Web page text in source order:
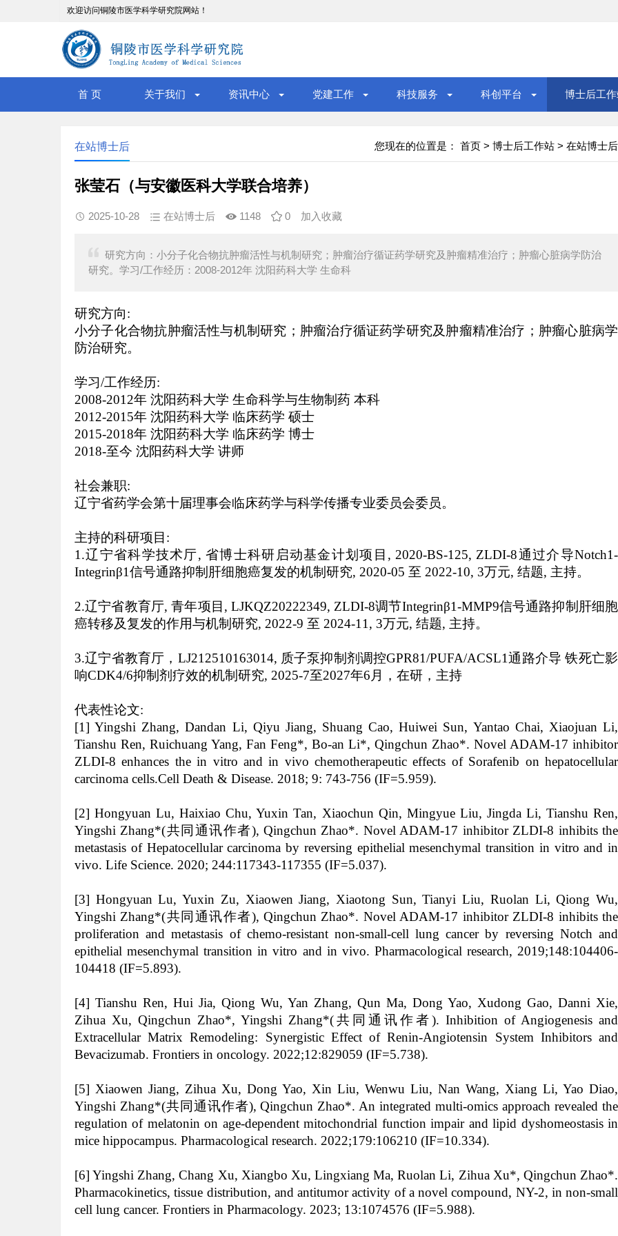
欢迎访问铜陵市医学科学研究院网站！
首 页 关于我们 资讯中心 党建工作 科技服务 科创平台 博士后工
您现在的位置是： 首页 > 博士后工作站 > 在站博士后
在站博士后
张莹石（与安徽医科大学联合培养）
2025-10-28 在站博士后 1148 0 加入收藏
研究方向：小分子化合物抗肿瘤活性与机制研究；肿瘤治疗循证药学研究及肿瘤精准治疗；肿瘤心脏病学防治
研究。学习/工作经历：2008-2012年 沈阳药科大学 生命科
研究方向:
小分子化合物抗肿瘤活性与机制研究；肿瘤治疗循证药学研究及肿瘤精准治疗；肿瘤心脏病学
防治研究。
学习/工作经历:
2008-2012年 沈阳药科大学 生命科学与生物制药 本科
2012-2015年 沈阳药科大学 临床药学 硕士
2015-2018年 沈阳药科大学 临床药学 博士
2018-至今 沈阳药科大学 讲师
社会兼职:
辽宁省药学会第十届理事会临床药学与科学传播专业委员会委员。
主持的科研项目:
1.辽宁省科学技术厅, 省博士科研启动基金计划项目, 2020-BS-125, ZLDI-8通过介导Notch1-
Integrinβ1信号通路抑制肝细胞癌复发的机制研究, 2020-05 至 2022-10, 3万元, 结题, 主持。
2.辽宁省教育厅, 青年项目, LJKQZ20222349, ZLDI-8调节Integrinβ1-MMP9信号通路抑制肝细胞
癌转移及复发的作用与机制研究, 2022-9 至 2024-11, 3万元, 结题, 主持。
3.辽宁省教育厅，LJ212510163014, 质子泵抑制剂调控GPR81/PUFA/ACSL1通路介导 铁死亡影
响CDK4/6抑制剂疗效的机制研究, 2025-7至2027年6月，在研，主持
代表性论文:
[1] Yingshi Zhang, Dandan Li, Qiyu Jiang, Shuang Cao, Huiwei Sun, Yantao Chai, Xiaojuan Li,
Tianshu Ren, Ruichuang Yang, Fan Feng*, Bo-an Li*, Qingchun Zhao*. Novel ADAM-17 inhibitor
ZLDI-8 enhances the in vitro and in vivo chemotherapeutic effects of Sorafenib on hepatocellular
carcinoma cells.Cell Death & Disease. 2018; 9: 743-756 (IF=5.959).
[2] Hongyuan Lu, Haixiao Chu, Yuxin Tan, Xiaochun Qin, Mingyue Liu, Jingda Li, Tianshu Ren,
Yingshi Zhang*(共同通讯作者), Qingchun Zhao*. Novel ADAM-17 inhibitor ZLDI-8 inhibits the
metastasis of Hepatocellular carcinoma by reversing epithelial mesenchymal transition in vitro and in
vivo. Life Science. 2020; 244:117343-117355 (IF=5.037).
[3] Hongyuan Lu, Yuxin Zu, Xiaowen Jiang, Xiaotong Sun, Tianyi Liu, Ruolan Li, Qiong Wu,
Yingshi Zhang*(共同通讯作者), Qingchun Zhao*. Novel ADAM-17 inhibitor ZLDI-8 inhibits the
proliferation and metastasis of chemo-resistant non-small-cell lung cancer by reversing Notch and
epithelial mesenchymal transition in vitro and in vivo. Pharmacological research, 2019;148:104406-
104418 (IF=5.893).
[4] Tianshu Ren, Hui Jia, Qiong Wu, Yan Zhang, Qun Ma, Dong Yao, Xudong Gao, Danni Xie,
Zihua Xu, Qingchun Zhao*, Yingshi Zhang*(共同通讯作者). Inhibition of Angiogenesis and
Extracellular Matrix Remodeling: Synergistic Effect of Renin-Angiotensin System Inhibitors and
Bevacizumab. Frontiers in oncology. 2022;12:829059 (IF=5.738).
[5] Xiaowen Jiang, Zihua Xu, Dong Yao, Xin Liu, Wenwu Liu, Nan Wang, Xiang Li, Yao Diao,
Yingshi Zhang*(共同通讯作者),Qingchun Zhao*. An integrated multi-omics approach revealed the
regulation of melatonin on age-dependent mitochondrial function impair and lipid dyshomeostasis in
mice hippocampus. Pharmacological research. 2022;179:106210 (IF=10.334).
[6] Yingshi Zhang, Chang Xu, Xiangbo Xu, Lingxiang Ma, Ruolan Li, Zihua Xu*, Qingchun Zhao*.
Pharmacokinetics, tissue distribution, and antitumor activity of a novel compound, NY-2, in non-small
cell lung cancer. Frontiers in Pharmacology. 2023; 13:1074576 (IF=5.988).